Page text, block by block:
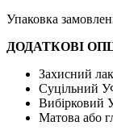
Упаковка
ДОДАТКОВІ
Захисний
Суцільний
Вибірковий
Матова або